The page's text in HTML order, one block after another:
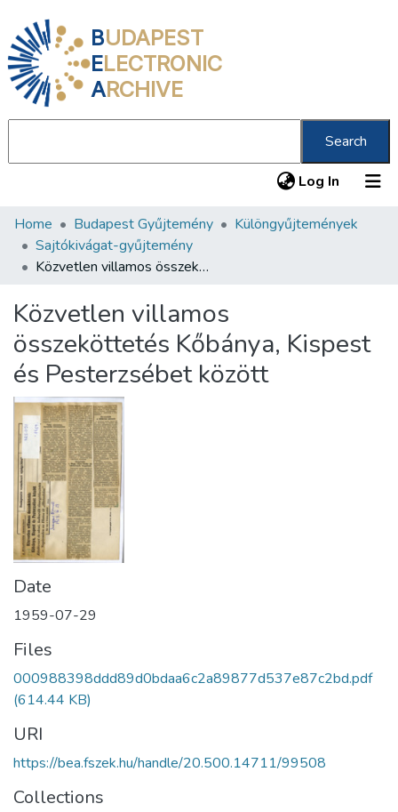
BUDAPEST
ELECTRONIC
ARCHIVE
Search
Log In (current)
Communities & Collections
All of DSpace
About us
Home Budapest Gyűjtemény
Különgyűjtemények
Sajtókivágat-gyűjtemény
Közvetlen villamos összeköttetés Kőbánya, Kispest és Pesterzsébet között
Közvetlen villamos
összeköttetés Kőbánya, Kispest
és Pesterzsébet között
Date
1959-07-29
Files
000988398ddd89d0bdaa6c2a89877d537e87c2bd.pdf
(614.44 KB)
URI
https://bea.fszek.hu/handle/20.500.14711/99508
Collections